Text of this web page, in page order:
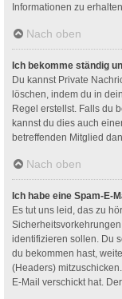
Informationen zu erhalten.
Nach oben
Ich bekomme ständig
Du kannst Private
löschen, indem du in
Regel erstellst. Falls du
kannst du dies auch
betreffenden Mitglied
Nach oben
Ich habe eine Spam-E-
Es tut uns leid, das zu
identifizieren sollen. Du
du bekommen hast,
(Headers)
E-Mail verschickt hat.